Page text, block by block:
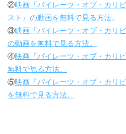
②映画『パイレーツ・オブ・カリ
スト』の動画を無料で見る方法。
③映画『パイレーツ・オブ・カリ
の動画を無料で見る方法。
④映画『パイレーツ・オブ・カリ
無料で見る方法。
⑤映画『パイレーツ・オブ・カリ
を無料で見る方法。